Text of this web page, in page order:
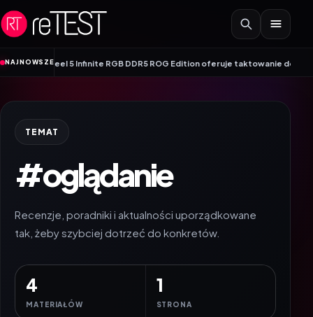
Przejdź do treści
NAJNOWSZE
5 Infinite RGB DDR5 ROG Edition oferuje taktowanie do 8600 MT/s
TEMAT
#oglądanie
Recenzje, poradniki i aktualności uporządkowane
tak, żeby szybciej dotrzeć do konkretów.
4
MATERIAŁÓW
1
STRONA